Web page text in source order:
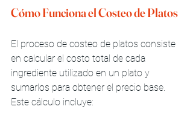
Cómo Funciona el Costeo de Platos
El proceso de costeo de platos consiste
en calcular el costo total de cada
ingrediente utilizado en un plato y
sumarlos para obtener el precio base.
Este cálculo incluye: